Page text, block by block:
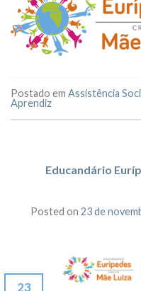
Postado em Assistência
Aprendiz
Educandário
Posted on 23 de
23